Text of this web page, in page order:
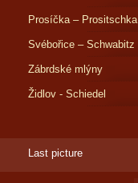
Prosíčka – Prositschka
Svébořice – Schwabitz
Zábrdské mlýny
Židlov - Schiedel
Last picture